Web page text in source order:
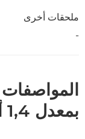
ملحقات أخرى
-
بمعدل 1,4 أضعاف